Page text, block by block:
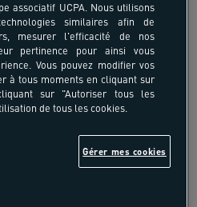
Vietnam - Asie
2803,50 €
associatif UCPA. Nous utilisons
similaires afin de
mesurer l'efficacité de nos
pertinence pour ainsi vous
Vous pouvez modifier vos
à tous moments en cliquant sur
sur "Autoriser tous les
de tous les cookies.
Gérer mes cookies